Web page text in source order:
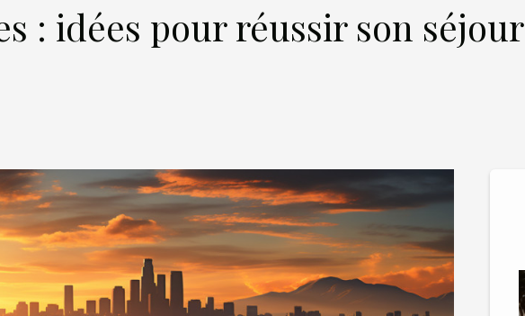
: idées pour réussir son séjour